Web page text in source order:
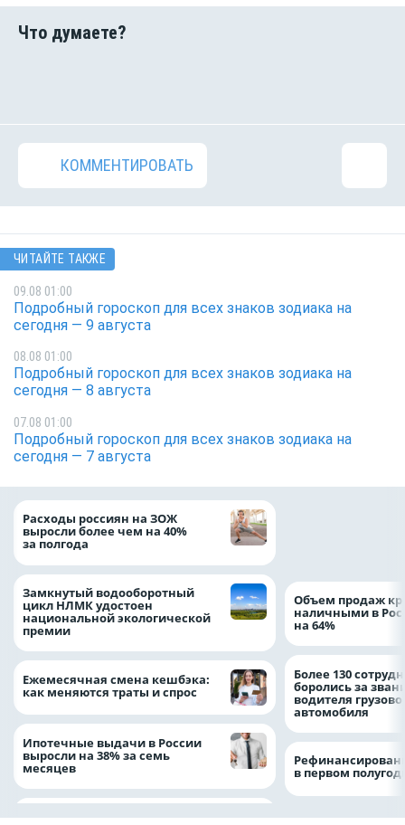
КОММЕНТИРОВАТЬ
ЧИТАЙТЕ ТАКЖЕ
09.08 01:00
Подробный гороскоп для всех знаков зодиака на
сегодня — 9 августа
08.08 01:00
Подробный гороскоп для всех знаков зодиака на
сегодня — 8 августа
07.08 01:00
Подробный гороскоп для всех знаков зодиака на
сегодня — 7 августа
Расходы россиян на ЗОЖ
выросли более чем на 40%
за полгода
Замкнутый водооборотный
цикл НЛМК удостоен
национальной экологической
премии
Ежемесячная смена кешбэка:
как меняются траты и спрос
Ипотечные выдачи в России
выросли на 38% за семь
месяцев
Объем продаж
наличными в
на 64%
Более 130
боролись за
водителя
автомобиля
в первом